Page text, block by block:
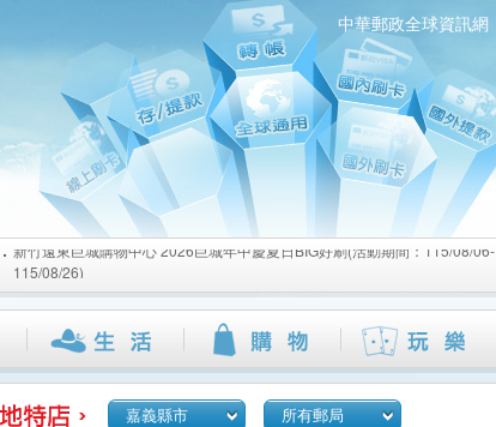
中華郵政全球資訊網
新竹遠東巨城購物中心 2026巨城年中慶夏日BIG好刷(活動期間：115/08/06-
115/08/26)
臺北三創生活 有點東西第2波 刷卡郵好禮(活動期間：115/08/06-115/09/02)
桃園大江國際購物中心 好饗去大江檔期(活動期間：115/08/01-115/08/19)
新竹遠東巨城購物中心 2026巨城年中慶夏日BIG好刷(活動期間：115/08/06-
115/08/26)
臺北三創生活 有點東西第2波 刷卡郵好禮(活動期間：115/08/06-115/09/02)
桃園大江國際購物中心 好饗去大江檔期(活動期間：115/08/01-115/08/19)
嘉義縣市 所有郵局